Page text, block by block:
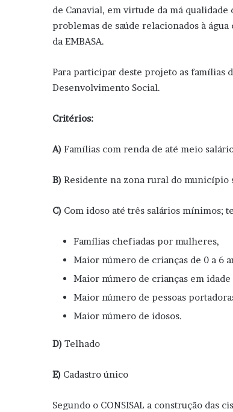
de Canavial, em virtude da má
problemas de saúde relacionados à
da EMBASA.
Para participar deste projeto as famílias
Desenvolvimento Social.
Critérios:
A) Famílias com renda de até meio
B) Residente na zona rural do município
C) Com idoso até três salários mínimos;
Famílias chefiadas por mulheres,
Maior número de crianças de 0 a 6
Maior número de crianças em idade
Maior número de pessoas
Maior número de idosos.
D) Telhado
E) Cadastro único
Segundo o CONSISAL a construção das